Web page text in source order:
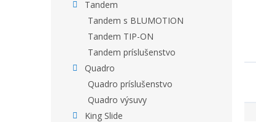
Tandem
Tandem s BLUMOTION
Tandem TIP-ON
Tandem príslušenstvo
Quadro
Quadro príslušenstvo
Quadro výsuvy
King Slide